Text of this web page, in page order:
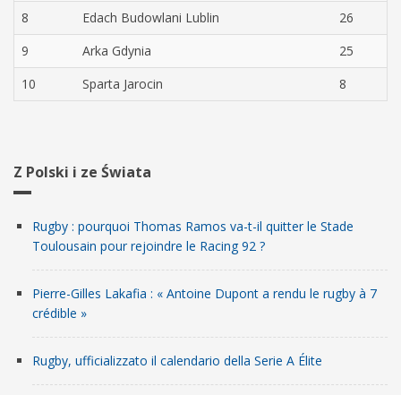
8
Edach Budowlani Lublin
26
9
Arka Gdynia
25
10
Sparta Jarocin 8
Z Polski i ze Świata
Rugby : pourquoi Thomas Ramos va-t-il quitter le Stade
Toulousain pour rejoindre le Racing 92 ?
Pierre-Gilles Lakafia : « Antoine Dupont a rendu le rugby à 7
crédible »
Rugby, ufficializzato il calendario della Serie A Élite